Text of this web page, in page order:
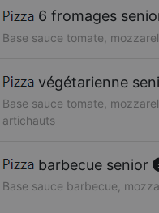
6 fromages
Base sauce tomate,
végétarienne
Base sauce tomate,
artichauts
barbecue senior
Base sauce barbecue,